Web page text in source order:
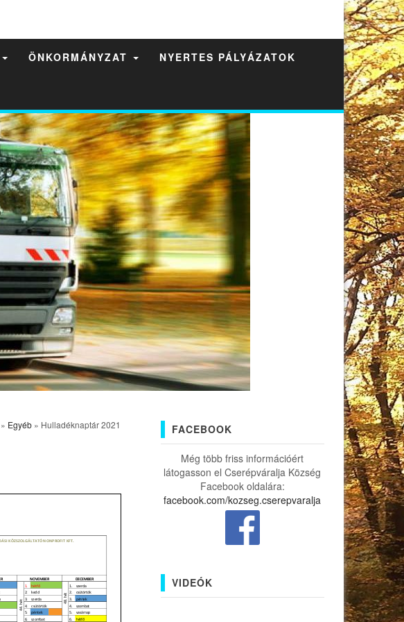
ÖNKORMÁNYZAT NYERTES PÁLYÁZATOK
» Egyéb» Hulladéknaptár 2021 FACEBOOK
Még több friss információért
látogasson el Cserépváralja Község
Facebook oldalára:
facebook.com/kozseg.cserepvaralja
VIDEÓK